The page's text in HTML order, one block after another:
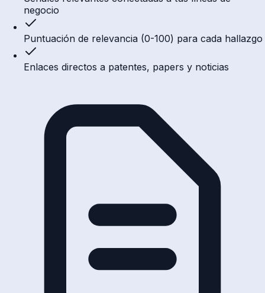
negocio
Puntuación de relevancia (0-100) para cada hallazgo
Enlaces directos a patentes, papers y noticias